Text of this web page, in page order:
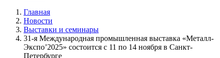
Главная
Новости
Выставки и семинары
31-я Международная промышленная выставка «Металл-
Экспо’2025» состоится с 11 по 14 ноября в Санкт-
Петербурге